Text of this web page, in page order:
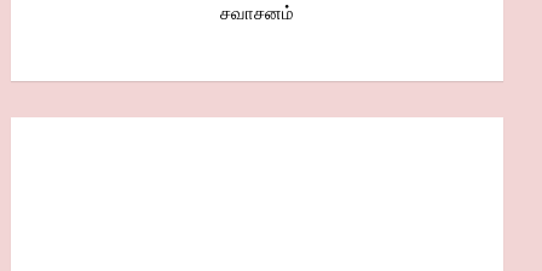
சவாசனம்